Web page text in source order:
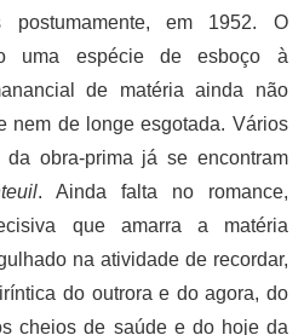
postumamente, em 1952. O
uma espécie de esboço à
de matéria ainda não
nem de longe esgotada. Vários
da obra-prima já se encontram
. Ainda falta no romance,
que amarra a matéria
na atividade de recordar,
do outrora e do agora, do
cheios de saúde e do hoje da